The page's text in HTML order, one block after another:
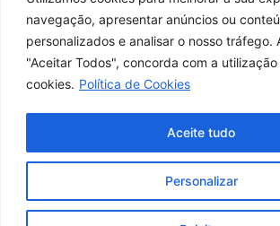
navegação, apresentar anúncios ou
personalizados e analisar o nosso tráfego.
"Aceitar Todos", concorda com a
cookies. Política de Cookies
Personalizar
Aceite tudo
Noticias
Delegações
Contato
Serviço Técnico
gerais
Canal
L
i